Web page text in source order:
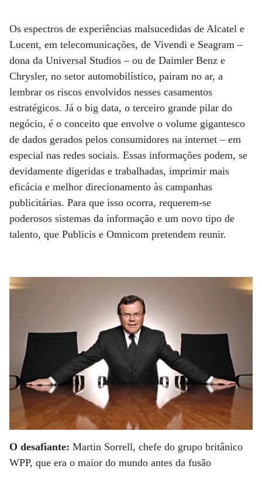
Os espectros de experiências malsucedidas de Alcatel e
Lucent, em telecomunicações, de Vivendi e Seagram –
dona da Universal Studios – ou de Daimler Benz e
Chrysler, no setor automobilístico, pairam no ar, a
lembrar os riscos envolvidos nesses casamentos
estratégicos. Já o big data, o terceiro grande pilar do
negócio, é o conceito que envolve o volume gigantesco
de dados gerados pelos consumidores na internet – em
especial nas redes sociais. Essas informações podem, se
devidamente digeridas e trabalhadas, imprimir mais
eficácia e melhor direcionamento às campanhas
publicitárias. Para que isso ocorra, requerem-se
poderosos sistemas da informação e um novo tipo de
talento, que Publicis e Omnicom pretendem reunir.
O desafiante: Martin Sorrell, chefe do grupo britânico
WPP, que era o maior do mundo antes da fusão